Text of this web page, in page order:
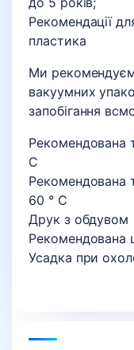
Рекомендації
пластика
Ми
вакуумних
запобігання
Рекомендована
C
Рекомендована
60 ° C
Друк з обдувом
Рекомендована
Усадка при